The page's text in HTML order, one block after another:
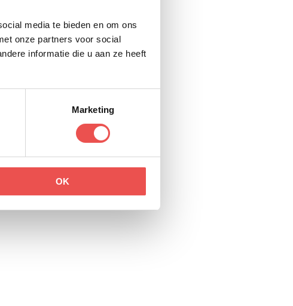
media te bieden en om ons
onze partners voor social
informatie die u aan ze heeft
Marketing
OK